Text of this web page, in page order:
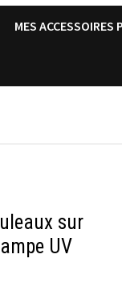
MES ACCESSOIRES
sur
UV